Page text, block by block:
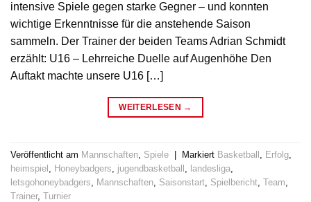
intensive Spiele gegen starke Gegner – und konnten
wichtige Erkenntnisse für die anstehende Saison
sammeln. Der Trainer der beiden Teams Adrian Schmidt
erzählt: U16 – Lehrreiche Duelle auf Augenhöhe Den
Auftakt machte unsere U16 […]
WEITERLESEN →
Veröffentlicht am Mannschaften Spiele | Markiert Basketball Erfolg
heimspiel
Honeybadgers jugendbasketball landesliga
letsgohoneybadgers
Mannschaften Saisonstart Spielbericht Team
Trainer, Turnier